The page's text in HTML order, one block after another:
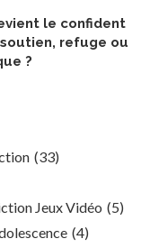
le confident
refuge ou
?
(33)
Jeux Vidéo (5)
(4)